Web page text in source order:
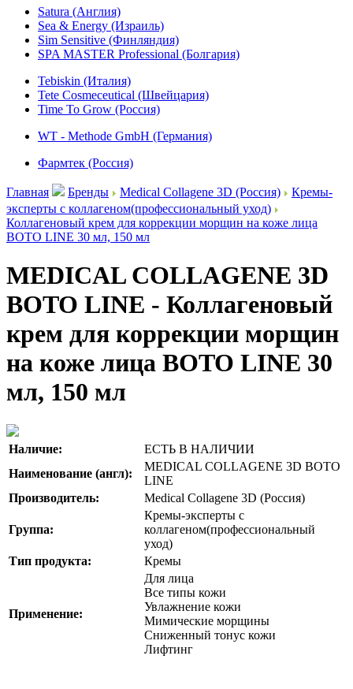
Satura (Англия)
Sea & Energy (Израиль)
Sim Sensitive (Финляндия)
SPA MASTER Professional (Болгария)
Tebiskin (Италия)
Tete Cosmeceutical (Швейцария)
Time To Grow (Россия)
WT - Methode GmbH (Германия)
Фармтек (Россия)
Главная Бренды Medical Collagene 3D (Россия)
Кремы-
эксперты с коллагеном(профессиональный уход)
Коллагеновый крем для коррекции морщин на коже лица
BOTO LINE 30 мл, 150 мл
MEDICAL COLLAGENE 3D
BOTO LINE - Коллагеновый
крем для коррекции морщин
на коже лица BOTO LINE 30
мл, 150 мл
Наличие:
ЕСТЬ В НАЛИЧИИ
Наименование (англ):
MEDICAL COLLAGENE 3D BOTO
LINE
Производитель:
Medical Collagene 3D (Россия)
Группа:
Кремы-эксперты с
коллагеном(профессиональный
уход)
Тип продукта:
Кремы
Применение:
Для лица
Все типы кожи
Увлажнение кожи
Мимические морщины
Сниженный тонус кожи
Лифтинг